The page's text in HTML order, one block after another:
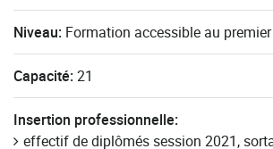
Niveau: Formation accessible au
Capacité: 21
Insertion professionnelle:
effectif de diplômés session 2021,